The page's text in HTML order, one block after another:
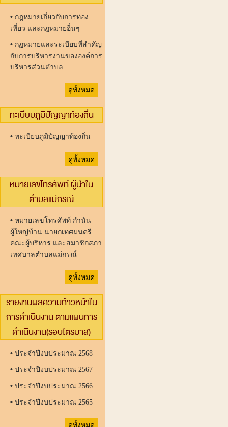
• กฎหมายเกี่ยวกับการท่อง
เที่ยว และกฎหมายอื่นๆ
• กฏหมายและระเบียบที่สำคัญ
กับการบริหารงานขององค์การ
บริหารส่วนตำบล
ดูทั้งหมด
ทะเบียบภูมิปัญญาท้องถิ่น
• ทะเบียบภูมิปัญญาท้องถิ่น
ดูทั้งหมด
หมายเลขโทรศัพท์ ผู้นำใน
ตำบลแม่กรณ์
• หมายเลขโทรศัพท์ กำนัน
ผู้ใหญ่บ้าน นายกเทศมนตรี
คณะผู้บริหาร และสมาชิกสภา
เทศบาลตำบลแม่กรณ์
ดูทั้งหมด
รายงานผลความก้าวหน้าใน
การดำเนินงาน ตามแผนการ
ดำเนินงาน(รอบไตรมาส)
• ประจำปีงบประมาณ 2568
• ประจำปีงบประมาณ 2567
• ประจำปีงบประมาณ 2566
• ประจำปีงบประมาณ 2565
ดูทั้งหมด